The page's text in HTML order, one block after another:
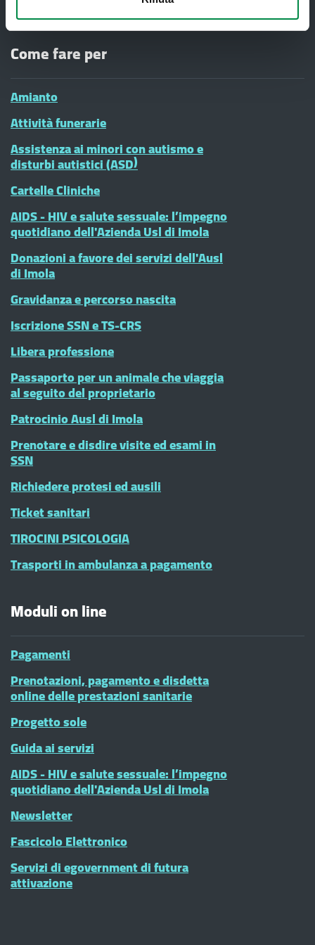
donne - CENTRI ANTIVIOLENZA
Come fare per
Amianto
Attività funerarie
Assistenza ai minori con autismo e
disturbi autistici (ASD)
Cartelle Cliniche
AIDS - HIV e salute sessuale: l’impegno
quotidiano dell'Azienda Usl di Imola
Donazioni a favore dei servizi dell'Ausl
di Imola
Gravidanza e percorso nascita
Iscrizione SSN e TS-CRS
Libera professione
Passaporto per un animale che viaggia
al seguito del proprietario
Patrocinio Ausl di Imola
Prenotare e disdire visite ed esami in
SSN
Richiedere protesi ed ausili
Ticket sanitari
TIROCINI PSICOLOGIA
Trasporti in ambulanza a pagamento
Moduli on line
Pagamenti
Prenotazioni, pagamento e disdetta
online delle prestazioni sanitarie
Progetto sole
Guida ai servizi
AIDS - HIV e salute sessuale: l’impegno
quotidiano dell'Azienda Usl di Imola
Newsletter
Fascicolo Elettronico
Servizi di egovernment di futura
attivazione